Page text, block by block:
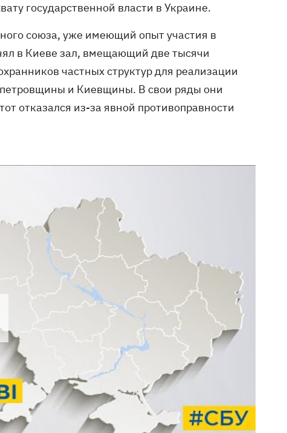
государственной власти в Украине.
союза, уже имеющий опыт участия в
в Киеве зал, вмещающий две тысячи
частных структур для реализации
и Киевщины. В свои ряды они
отказался из-за явной противоправности